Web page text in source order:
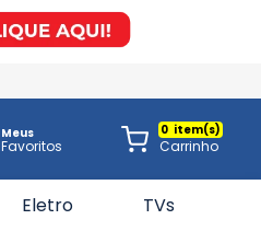
Meus
Favoritos
0
Eletro TVs